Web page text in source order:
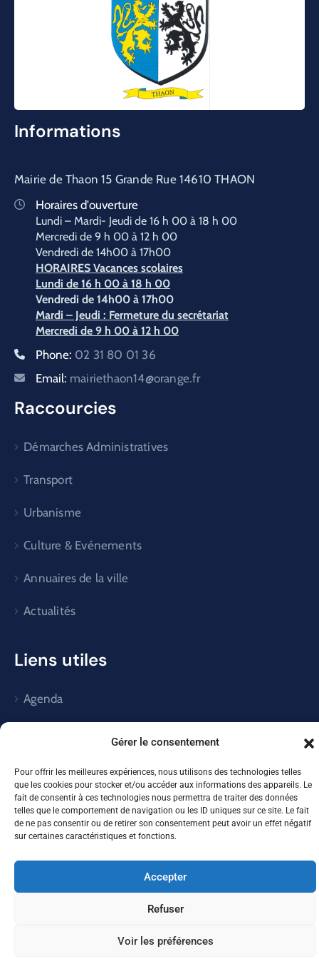
Gérer le consentement
Pour offrir les meilleures expériences, nous utilisons des technologies telles
que les cookies pour stocker et/ou accéder aux informations des appareils. Le
fait de consentir à ces technologies nous permettra de traiter des données
telles que le comportement de navigation ou les ID uniques sur ce site. Le fait
de ne pas consentir ou de retirer son consentement peut avoir un effet négatif
sur certaines caractéristiques et fonctions.
Accepter
Refuser
Voir les préférences
Informations
Mairie de Thaon 15 Grande Rue 14610 THAON
Horaires d'ouverture
Lundi – Mardi- Jeudi de 16 h 00 à 18 h 00
Mercredi de 9 h 00 à 12 h 00
Vendredi de 14h00 à 17h00
HORAIRES Vacances scolaires
Lundi de 16 h 00 à 18 h 00
Vendredi de 14h00 à 17h00
Mardi – Jeudi : Fermeture du secrétariat
Mercredi de 9 h 00 à 12 h 00
Phone: 02 31 80 01 36
Email: mairiethaon14@orange.fr
Raccourcies
Démarches Administratives
Transport
Urbanisme
Culture & Evénements
Annuaires de la ville
Actualités
Liens utiles
Agenda
Enfance et jeunesse
ENVIRONNEMENT
Mairie de Thaon© 2026